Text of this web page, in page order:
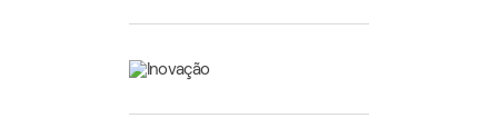
Inovação